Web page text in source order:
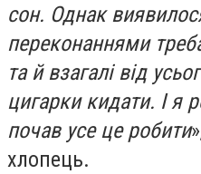
сон. Однак
переконаннями
та й взагалі від
цигарки кидати. І я
почав усе це робити
хлопець.